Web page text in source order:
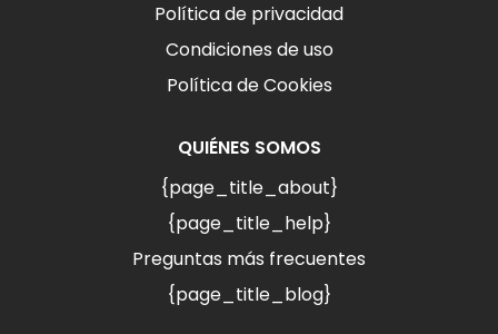
Política de privacidad
Condiciones de uso
Política de Cookies
QUIÉNES SOMOS
{page_title_about}
{page_title_help}
Preguntas más frecuentes
{page_title_blog}